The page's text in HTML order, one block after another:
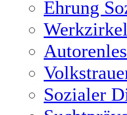
Ehrung
Werkzirkel
Sozialer